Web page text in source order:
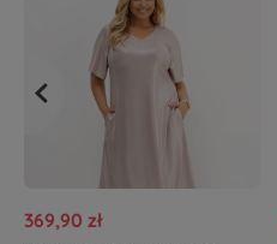
369,90 zł